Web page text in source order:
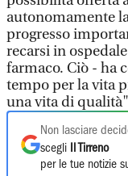
autonomamente
progresso
recarsi in
farmaco. Ciò - ha
tempo per la vita
una vita di
Non lasciare
scegli
Il Tirreno
per le tue notizie